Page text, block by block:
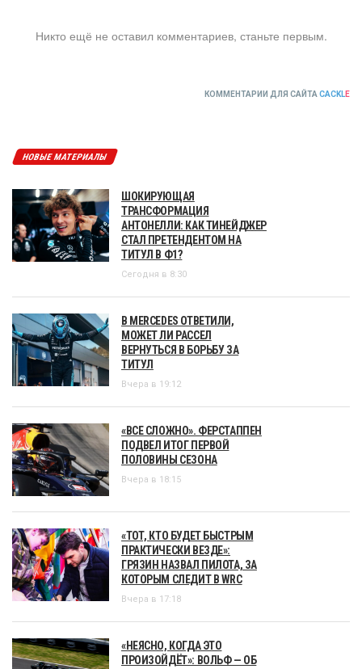
Никто ещё не оставил комментариев, станьте первым.
КОММЕНТАРИИ ДЛЯ САЙТА CACKLE
НОВЫЕ МАТЕРИАЛЫ
ШОКИРУЮЩАЯ
ТРАНСФОРМАЦИЯ
АНТОНЕЛЛИ: КАК ТИНЕЙДЖЕР
СТАЛ ПРЕТЕНДЕНТОМ НА
ТИТУЛ В Ф1?
Сегодня в 8:30
В MERCEDES ОТВЕТИЛИ,
МОЖЕТ ЛИ РАССЕЛ
ВЕРНУТЬСЯ В БОРЬБУ ЗА
ТИТУЛ
Вчера в 19:12
«ВСЕ СЛОЖНО». ФЕРСТАППЕН
ПОДВЕЛ ИТОГ ПЕРВОЙ
ПОЛОВИНЫ СЕЗОНА
Вчера в 18:15
«ТОТ, КТО БУДЕТ БЫСТРЫМ
ПРАКТИЧЕСКИ ВЕЗДЕ»:
ГРЯЗИН НАЗВАЛ ПИЛОТА, ЗА
КОТОРЫМ СЛЕДИТ В WRC
Вчера в 17:18
«НЕЯСНО, КОГДА ЭТО
ПРОИЗОЙДЁТ»: ВОЛЬФ — ОБ